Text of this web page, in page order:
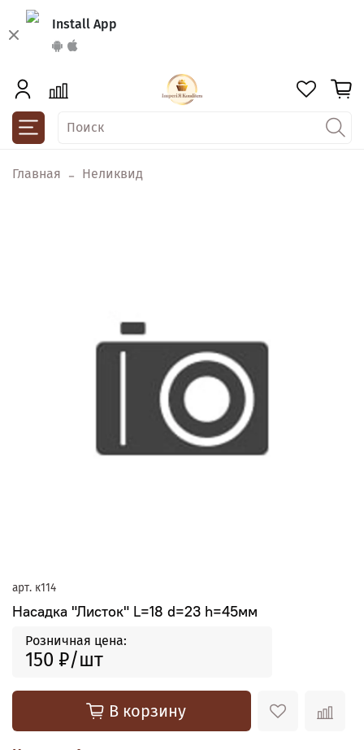
Install App
Главная Неликвид
арт. к114
Насадка "Листок" L=18 d=23 h=45мм
Розничная цена:
150 ₽
В корзину